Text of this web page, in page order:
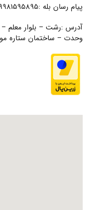
پیام رسان بله :09981595895
آدرس :رشت – بلوار
وحدت – ساختمان ستاره